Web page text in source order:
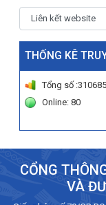
THỐNG KÊ
Tổng số
Online: 80
CỔNG
VÀ